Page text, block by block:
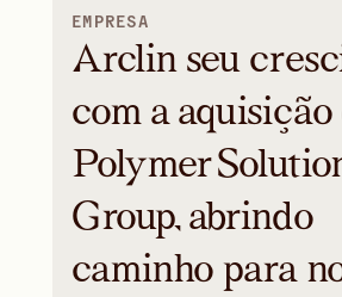
EMPRESA
Arclin seu
com a aquisição
Polymer
Group, abrindo
caminho para